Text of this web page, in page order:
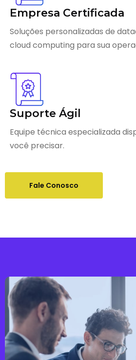
Empresa Certificada
Soluções personalizadas de
cloud computing para sua
Suporte Ágil
Equipe técnica especializada
você precisar.
Fale Conosco